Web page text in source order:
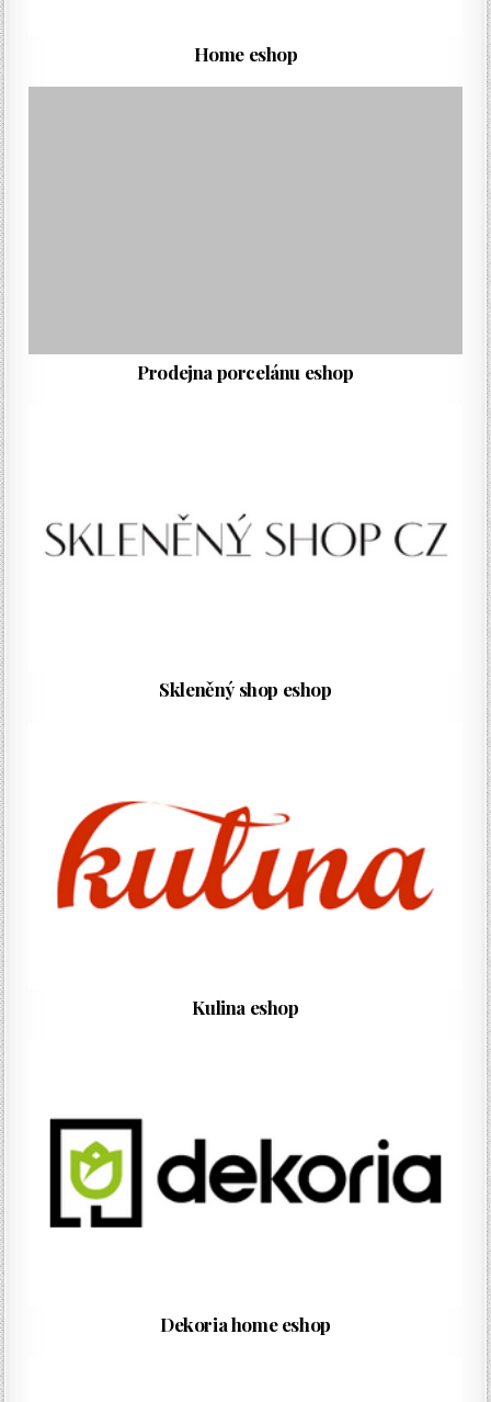
Home eshop
Prodejna porcelánu eshop
Skleněný shop eshop
Kulina eshop
Dekoria home eshop